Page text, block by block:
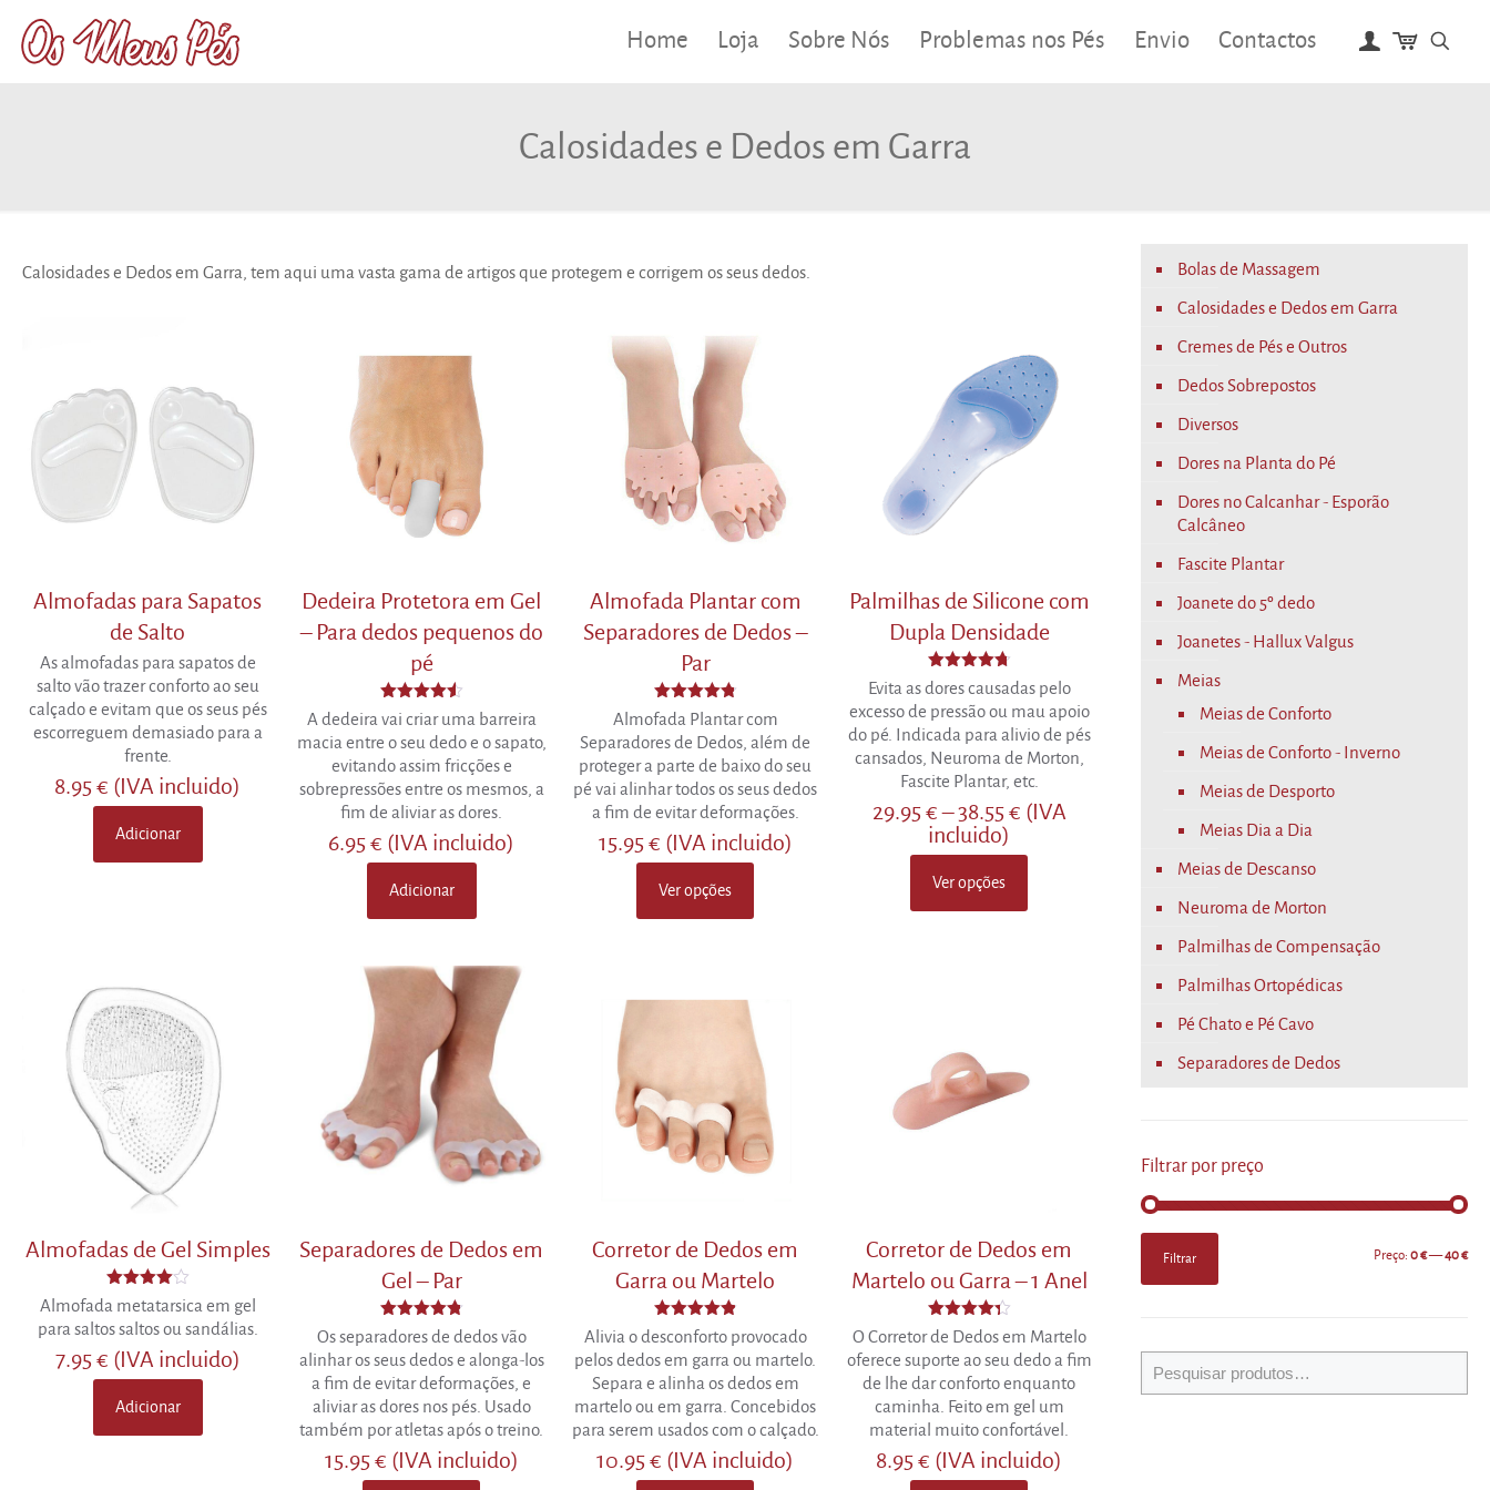
Home Loja Sobre Nós Problemas nos Pés Envio Contactos
Calosidades e Dedos em Garra
Calosidades e Dedos em Garra, tem aqui uma vasta gama de artigos que protegem e corrigem os seus dedos.
Almofadas para Sapatos
de Salto
As almofadas para sapatos de
salto vão trazer conforto ao seu
calçado e evitam que os seus pés
escorreguem demasiado para a
frente.
8.95€ (IVA incluido)
Adicionar
Dedeira Protetora em Gel
– Para dedos pequenos do
pé
Avaliação
4.50
de 5
A dedeira vai criar uma barreira
macia entre o seu dedo e o sapato,
evitando assim fricções e
sobrepressões entre os mesmos, a
fim de aliviar as dores.
6.95€ (IVA incluido)
Adicionar
Almofada Plantar com
Separadores de Dedos –
Par
Avaliação
4.80
de 5
Almofada Plantar com
Separadores de Dedos, além de
proteger a parte de baixo do seu
pé vai alinhar todos os seus dedos
a fim de evitar deformações.
15.95€ (IVA incluido)
Ver opções
This
product
be
chosen
on
the
Palmilhas de Silicone com
Dupla Densidade
Avaliação
4.73
de 5
Evita as dores causadas pelo
excesso de pressão ou mau apoio
do pé. Indicada para alivio de pés
cansados, Neuroma de Morton,
Fascite Plantar, etc.
29.95€ –38.55€Price
29.95 €
38.55 €
(IVA
incluido)
Ver opções
This
product
may
be
chosen
on
Almofadas de Gel Simples
Avaliação
4.00
de 5
Almofada metatarsica em gel
para saltos saltos ou sandálias.
7.95€ (IVA incluido)
Adicionar
Separadores de Dedos em
Gel – Par
Avaliação
4.78
de 5
Os separadores de dedos vão
alinhar os seus dedos e alonga-los
a fim de evitar deformações, e
aliviar as dores nos pés. Usado
também por atletas após o treino.
15.95€ (IVA incluido)
Corretor de Dedos em
Garra ou Martelo
Avaliação
4.85
de 5
Alivia o desconforto provocado
pelos dedos em garra ou martelo.
Separa e alinha os dedos em
martelo ou em garra. Concebidos
para serem usados com o calçado.
10.95€ (IVA incluido)
Corretor de Dedos em
Martelo ou Garra – 1 Anel
Avaliação
4.33
de 5
O Corretor de Dedos em Martelo
oferece suporte ao seu dedo a fim
de lhe dar conforto enquanto
caminha. Feito em gel um
material muito confortável.
8.95€ (IVA incluido)
Bolas de Massagem
Calosidades e Dedos em Garra
Cremes de Pés e Outros
Dedos Sobrepostos
Diversos
Dores na Planta do Pé
Dores no Calcanhar - Esporão
Calcâneo
Fascite Plantar
Joanete do 5º dedo
Joanetes - Hallux Valgus
Meias
Meias de Conforto
Meias de Conforto - Inverno
Meias de Desporto
Meias Dia a Dia
Meias de Descanso
Neuroma de Morton
Palmilhas de Compensação
Palmilhas Ortopédicas
Pé Chato e Pé Cavo
Separadores de Dedos
Filtrar por preço
mínimo
máximo
Filtrar Preço: 0 €—40 €